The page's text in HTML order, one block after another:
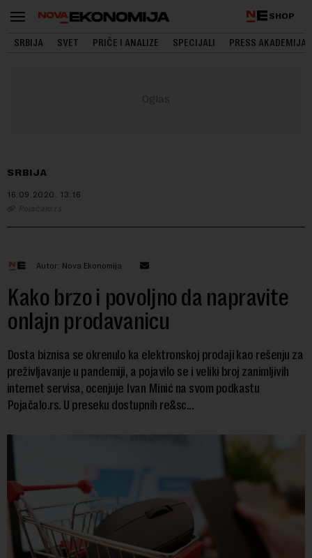
SHOP
SRBIJA SVET PRIČE I ANALIZE SPECIJALI PRESS AKADEMIJA
SRBIJA
16.09.2020. 13:16
Pojačalo.rs
Autor: Nova Ekonomija
Kako brzo i povoljno da napravite
onlajn prodavanicu
Dosta biznisa se okrenulo ka elektronskoj prodaji kao rešenju za
preživljavanje u pandemiji, a pojavilo se i veliki broj zanimljivih
internet servisa, ocenjuje Ivan Minić na svom podkastu
Pojačalo.rs. U preseku dostupnih re&sc...